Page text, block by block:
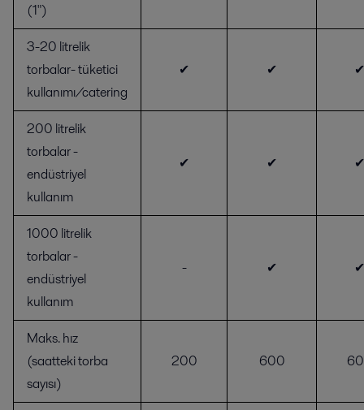
(1")
3-20 litrelik
torbalar- tüketici
kullanımı/catering
✔ ✔ ✔
200 litrelik
torbalar -
endüstriyel
kullanım
✔ ✔ ✔
1000 litrelik
torbalar -
endüstriyel
kullanım
- ✔ ✔
Maks. hız
(saatteki torba
sayısı)
200 600